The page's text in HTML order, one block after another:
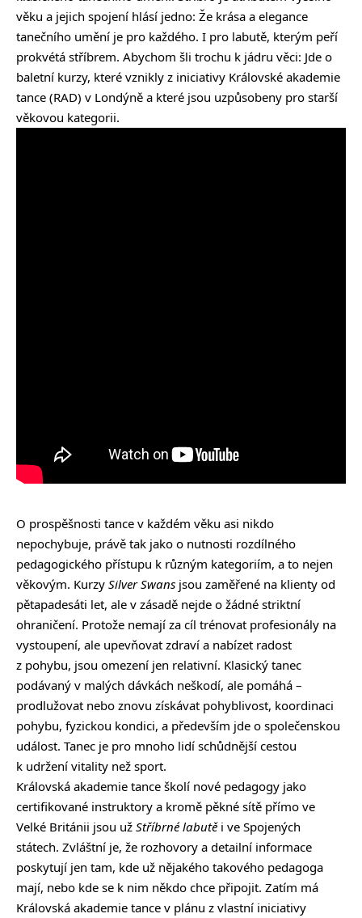
věku a jejich spojení hlásí jedno: Že krása a elegance
tanečního umění je pro každého. I pro labutě, kterým peří
prokvétá stříbrem. Abychom šli trochu k jádru věci: Jde o
baletní kurzy, které vznikly z iniciativy Královské akademie
tance (RAD) v Londýně a které jsou uzpůsobeny pro starší
věkovou kategorii.
O prospěšnosti tance v každém věku asi nikdo
nepochybuje, právě tak jako o nutnosti rozdílného
pedagogického přístupu k různým kategoriím, a to nejen
věkovým. Kurzy Silver Swans jsou zaměřené na klienty od
pětapadesáti let, ale v zásadě nejde o žádné striktní
ohraničení. Protože nemají za cíl trénovat profesionály na
vystoupení, ale upevňovat zdraví a nabízet radost
z pohybu, jsou omezení jen relativní. Klasický tanec
podávaný v malých dávkách neškodí, ale pomáhá –
prodlužovat nebo znovu získávat pohyblivost, koordinaci
pohybu, fyzickou kondici, a především jde o společenskou
událost. Tanec je pro mnoho lidí schůdnější cestou
k udržení vitality než sport.
Královská akademie tance školí nové pedagogy jako
certifikované instruktory a kromě pěkné sítě přímo ve
Velké Británii jsou už Stříbrné labutěi ve Spojených
státech. Zvláštní je, že rozhovory a detailní informace
poskytují jen tam, kde už nějakého takového pedagoga
mají, nebo kde se k nim někdo chce připojit. Zatím má
Královská akademie tance v plánu z vlastní iniciativy